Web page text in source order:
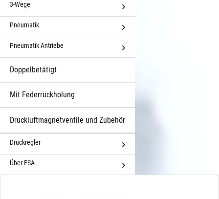
3-Wege
Pneumatik
Pneumatik Antriebe
Doppelbetätigt
Mit Federrückholung
Druckluftmagnetventile und Zubehör
Druckregler
Über FSA